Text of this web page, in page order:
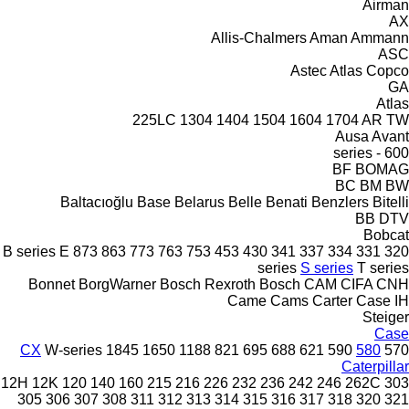
Airman
AX
Allis-ChalmersAman Ammann
ASC
AstecAtlas Copco
GA
Atlas
225LC 1304 1404 1504 1604 1704AR TW
Ausa Avant
600 - series
BF BOMAG
BC BM BW
Baltacıoğlu Base Belarus Belle Benati Benzlers Bitelli
BB DTV
Bobcat
320
331
334
337
341
430
453
753
763
773
863
873
B series E
series S series T series
Bonnet BorgWarner Bosch Rexroth Bosch CAM CIFA CNH
Came Cams Carter Case IH
Steiger
Case
570
580
590
621
688
695
821
1188
1650
1845
CX W-series
Caterpillar
12H 12K 120 140 160 215 216 226 232 236 242 246 262C 303
305 306 307 308 311 312 313 314 315 316 317 318 320 321